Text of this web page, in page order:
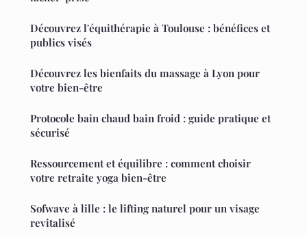
Découvrez l'équithérapie à Toulouse : bénéfices et
publics visés
Découvrez les bienfaits du massage à Lyon pour
votre bien-être
Protocole bain chaud bain froid : guide pratique et
sécurisé
Ressourcement et équilibre : comment choisir
votre retraite yoga bien-être
Sofwave à lille : le lifting naturel pour un visage
revitalisé